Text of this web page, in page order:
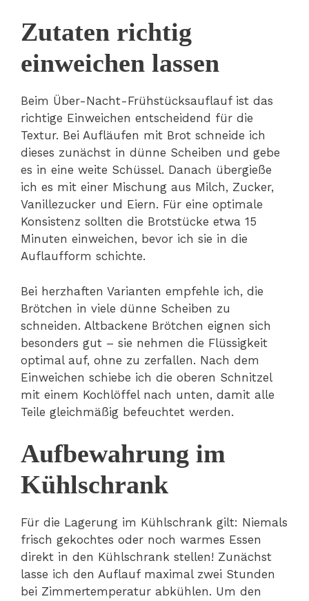
Zutaten richtig
einweichen lassen
Beim Über-Nacht-Frühstücksauflauf ist das
richtige Einweichen entscheidend für die
Textur. Bei Aufläufen mit Brot schneide ich
dieses zunächst in dünne Scheiben und gebe
es in eine weite Schüssel. Danach übergieße
ich es mit einer Mischung aus Milch, Zucker,
Vanillezucker und Eiern. Für eine optimale
Konsistenz sollten die Brotstücke etwa 15
Minuten einweichen, bevor ich sie in die
Auflaufform schichte.
Bei herzhaften Varianten empfehle ich, die
Brötchen in viele dünne Scheiben zu
schneiden. Altbackene Brötchen eignen sich
besonders gut – sie nehmen die Flüssigkeit
optimal auf, ohne zu zerfallen. Nach dem
Einweichen schiebe ich die oberen Schnitzel
mit einem Kochlöffel nach unten, damit alle
Teile gleichmäßig befeuchtet werden.
Aufbewahrung im
Kühlschrank
Für die Lagerung im Kühlschrank gilt: Niemals
frisch gekochtes oder noch warmes Essen
direkt in den Kühlschrank stellen! Zunächst
lasse ich den Auflauf maximal zwei Stunden
bei Zimmertemperatur abkühlen. Um den